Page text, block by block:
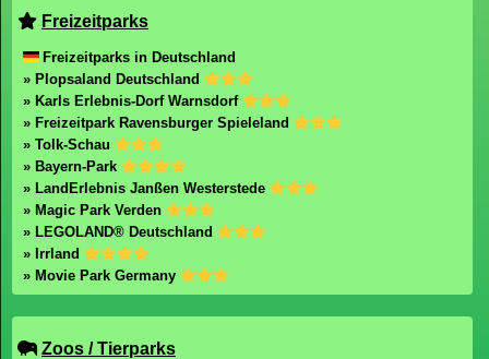
Freizeitparks
Freizeitparks in Deutschland
» Plopsaland Deutschland
» Karls Erlebnis-Dorf Warnsdorf
» Freizeitpark Ravensburger Spieleland
» Tolk-Schau
» Bayern-Park
» LandErlebnis Janßen Westerstede
» Magic Park Verden
» LEGOLAND® Deutschland
» Irrland
» Movie Park Germany
Zoos / Tierparks